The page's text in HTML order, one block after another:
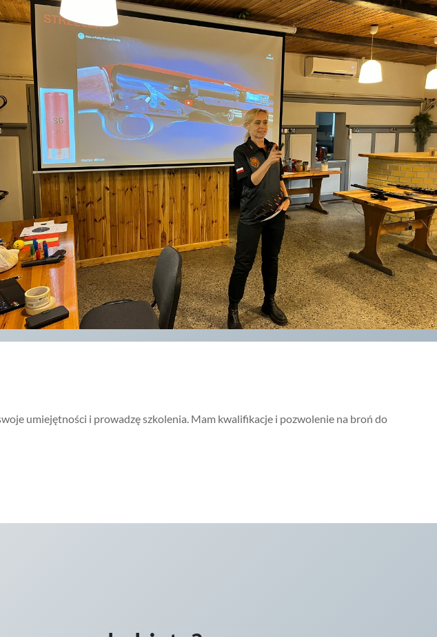
umiejętności i prowadzę szkolenia. Mam kwalifikacje i pozwolenie na broń do